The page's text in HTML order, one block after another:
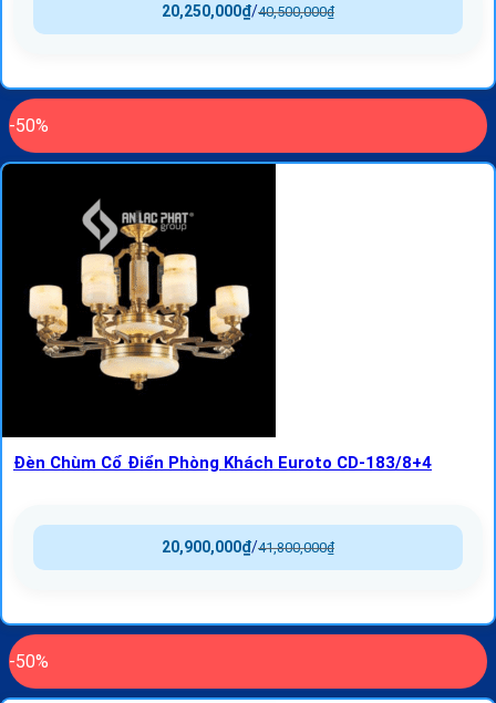
40,500,000₫
/
20,250,000₫
-50%
Đèn Chùm Cổ Điển Phòng Khách Euroto CD-183/8+4
41,800,000₫
/
20,900,000₫
-50%